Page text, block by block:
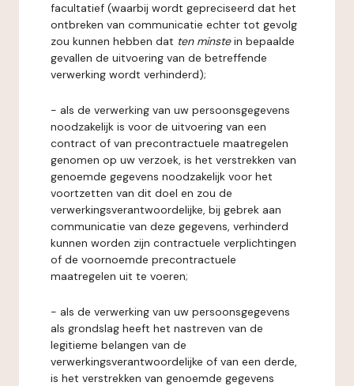
facultatief (waarbij wordt gepreciseerd dat het
ontbreken van communicatie echter tot gevolg
zou kunnen hebben dat ten minstein bepaalde
gevallen de uitvoering van de betreffende
verwerking wordt verhinderd);
- als de verwerking van uw persoonsgegevens
noodzakelijk is voor de uitvoering van een
contract of van precontractuele maatregelen
genomen op uw verzoek, is het verstrekken van
genoemde gegevens noodzakelijk voor het
voortzetten van dit doel en zou de
verwerkingsverantwoordelijke, bij gebrek aan
communicatie van deze gegevens, verhinderd
kunnen worden zijn contractuele verplichtingen
of de voornoemde precontractuele
maatregelen uit te voeren;
- als de verwerking van uw persoonsgegevens
als grondslag heeft het nastreven van de
legitieme belangen van de
verwerkingsverantwoordelijke of van een derde,
is het verstrekken van genoemde gegevens